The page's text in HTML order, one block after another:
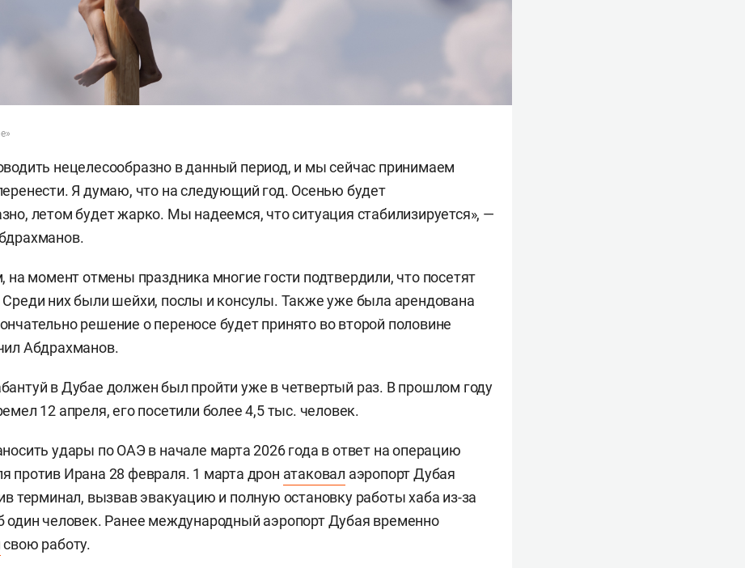
нецелесообразно в данный период, и мы сейчас принимаем
Я думаю, что на следующий год. Осенью будет
летом будет жарко. Мы надеемся, что ситуация стабилизируется», —
на момент отмены праздника многие гости подтвердили, что посетят
них были шейхи, послы и консулы. Также уже была арендована
решение о переносе будет принято во второй половине
Абдрахманов.
в Дубае должен был пройти уже в четвертый раз. В прошлом году
12 апреля, его посетили более 4,5 тыс. человек.
удары по ОАЭ в начале марта 2026 года в ответ на операцию
против Ирана 28 февраля. 1 марта дрон атаковал аэропорт Дубая
терминал, вызвав эвакуацию и полную остановку работы хаба из-за
один человек. Ранее международный аэропорт Дубая временно
свою работу.